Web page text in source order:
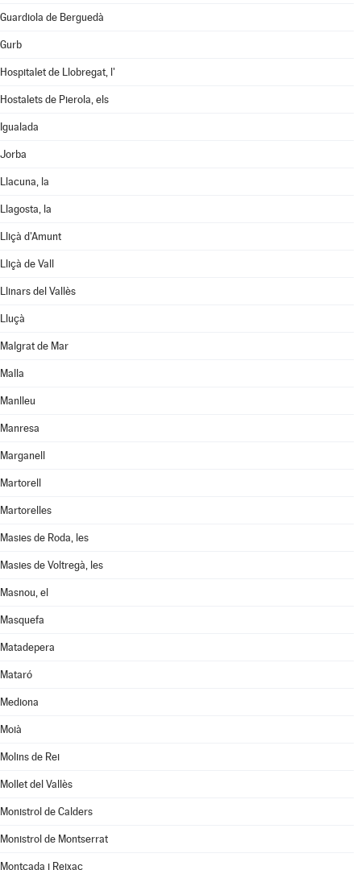
Guardiola de Berguedà
Gurb
Hospitalet de Llobregat, l'
Hostalets de Pierola, els
Igualada
Jorba
Llacuna, la
Llagosta, la
Lliçà d'Amunt
Lliçà de Vall
Llinars del Vallès
Lluçà
Malgrat de Mar
Malla
Manlleu
Manresa
Marganell
Martorell
Martorelles
Masies de Roda, les
Masies de Voltregà, les
Masnou, el
Masquefa
Matadepera
Mataró
Mediona
Moià
Molins de Rei
Mollet del Vallès
Monistrol de Calders
Monistrol de Montserrat
Montcada i Reixac